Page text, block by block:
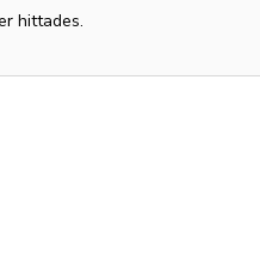
hittades.